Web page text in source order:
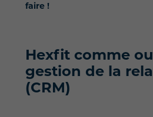
faire !
Hexfit comme
gestion de la
(CRM)